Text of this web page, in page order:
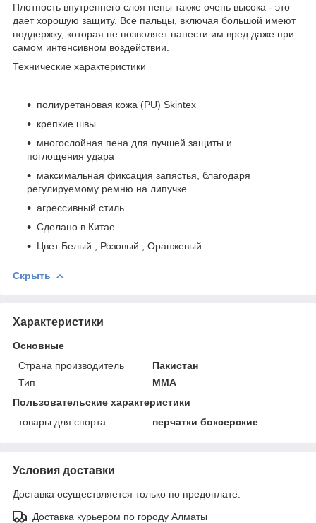
Плотность внутреннего слоя пены также очень высока - это
дает хорошую защиту. Все пальцы, включая большой имеют
поддержку, которая не позволяет нанести им вред даже при
самом интенсивном воздействии.
Технические характеристики
полиуретановая кожа (PU) Skintex
крепкие швы
многослойная пена для лучшей защиты и
поглощения удара
максимальная фиксация запястья, благодаря
регулируемому ремню на липучке
агрессивный стиль
Сделано в Китае
Цвет Белый , Розовый , Оранжевый
Скрыть
Характеристики
Основные
Страна производитель
Пакистан
Тип
MMA
Пользовательские характеристики
товары для спорта
перчатки боксерские
Условия доставки
Доставка осуществляется только по предоплате.
Доставка курьером по городу Алматы